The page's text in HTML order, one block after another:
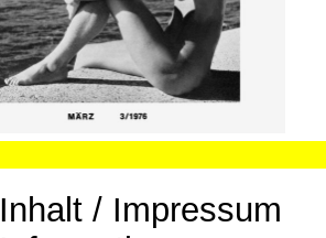
Inhalt / Impressum